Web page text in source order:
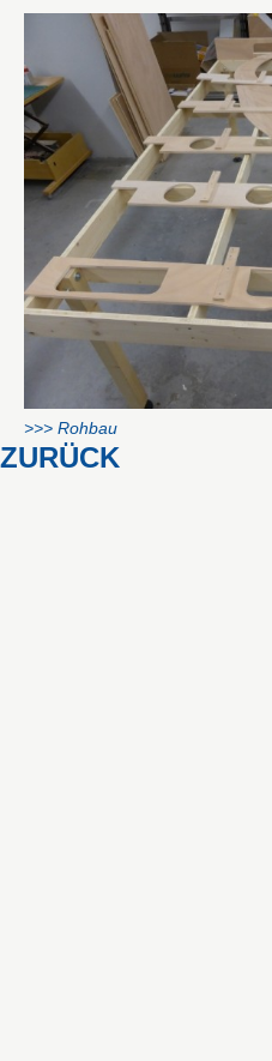
>>> Rohbau
ZURÜCK